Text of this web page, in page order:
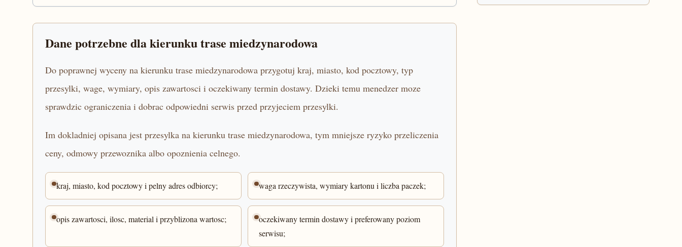
Dane potrzebne dla kierunku trase miedzynarodowa
Do poprawnej wyceny na kierunku trase miedzynarodowa przygotuj kraj, miasto, kod pocztowy, typ
przesylki, wage, wymiary, opis zawartosci i oczekiwany termin dostawy. Dzieki temu menedzer moze
sprawdzic ograniczenia i dobrac odpowiedni serwis przed przyjeciem przesylki.
Im dokladniej opisana jest przesylka na kierunku trase miedzynarodowa, tym mniejsze ryzyko przeliczenia
ceny, odmowy przewoznika albo opoznienia celnego.
kraj, miasto, kod pocztowy i pelny adres odbiorcy; waga rzeczywista, wymiary kartonu i liczba paczek;
opis zawartosci, ilosc, material i przyblizona wartosc;
oczekiwany termin dostawy i preferowany poziom
serwisu;